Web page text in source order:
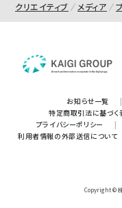
クリエイティブ メディア
お知らせ一覧 |
特定商取引法に基づく
プライバシーポリシー
|
利用者情報の外部送信について
Copyright ©